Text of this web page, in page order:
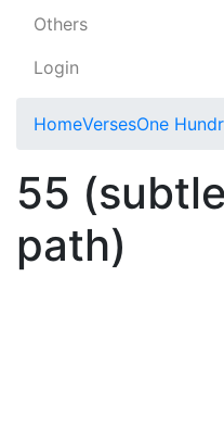
Others
Login
HomeVersesOne
55
path)